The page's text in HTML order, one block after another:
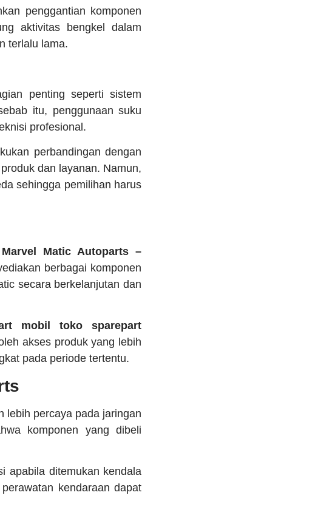
penggantian komponen
aktivitas bengkel dalam
terlalu lama.
penting seperti sistem
itu, penggunaan suku
profesional.
perbandingan dengan
dan layanan. Namun,
sehingga pemilihan harus
Marvel Matic Autoparts –
berbagai komponen
secara berkelanjutan dan
mobil
toko sparepart
akses produk yang lebih
pada periode tertentu.
lebih percaya pada jaringan
komponen yang dibeli
apabila ditemukan kendala
kendaraan dapat